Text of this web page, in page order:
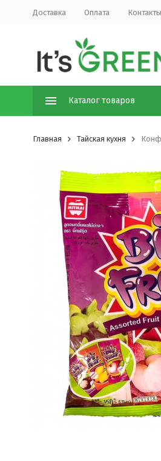
Доставка Оплата Контакты
Каталог товаров
Главная Тайская кухня